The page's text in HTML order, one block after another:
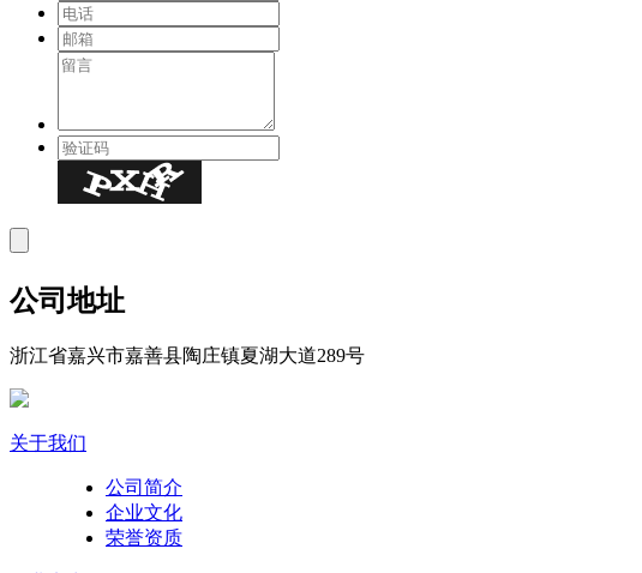
公司地址
浙江省嘉兴市嘉善县陶庄镇夏湖大道289号
关于我们
公司简介
企业文化
荣誉资质